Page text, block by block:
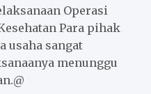
Operasi
Para pihak
usaha sangat
menunggu